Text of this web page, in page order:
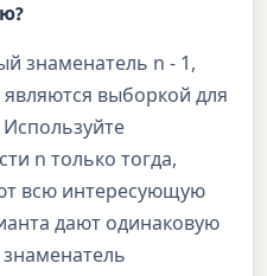
знаменатель n - 1,
выборкой для
n только тогда,
всю интересующую
дают одинаковую